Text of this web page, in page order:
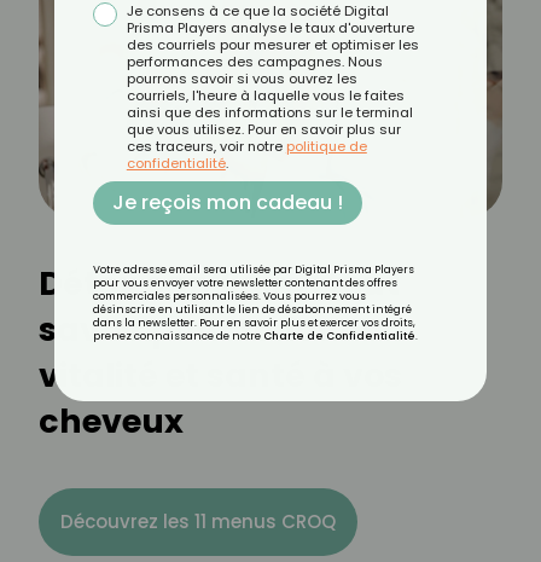
Détox capillaire : tout
savoir pour redonner
vitalité et santé à vos
cheveux
Découvrez les 11 menus CROQ
Je consens à ce que la société Digital
Prisma Players analyse le taux d'ouverture
des courriels pour mesurer et optimiser les
performances des campagnes. Nous
pourrons savoir si vous ouvrez les
courriels, l'heure à laquelle vous le faites
ainsi que des informations sur le terminal
que vous utilisez. Pour en savoir plus sur
ces traceurs, voir notre politique de
confidentialité.
Je reçois mon cadeau !
Votre adresse email sera utilisée par Digital Prisma Players
pour vous envoyer votre newsletter contenant des offres
commerciales personnalisées. Vous pourrez vous
désinscrire en utilisant le lien de désabonnement intégré
dans la newsletter. Pour en savoir plus et exercer vos droits,
prenez connaissance de notre Charte de Confidentialité.